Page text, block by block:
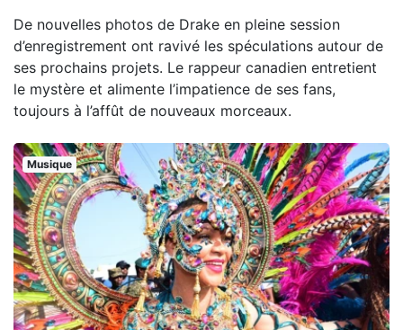
De nouvelles photos de Drake en pleine session
d’enregistrement ont ravivé les spéculations autour de
ses prochains projets. Le rappeur canadien entretient
le mystère et alimente l’impatience de ses fans,
toujours à l’affût de nouveaux morceaux.
Musique